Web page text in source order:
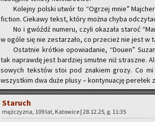
Ko­lej­ny pol­ski utwór to “Ogrzej mnie”
fic­tion. Cie­ka­wy tekst, który można chyba
No i gwóźdź nu­me­ru, czyli oka­za­ła sta­roć
w ogóle się nie ze­sta­rza­ło, co prze­cież nie jest w
Ostat­nie krót­kie opo­wia­da­nie, “Douen”
tak na­praw­dę jest bar­dziej smut­ne niż strasz­ne.
so­wych tek­stów stoi pod zna­kiem grozy. Co
wszyst­kim dwa duże plusy – kon­ty­nu­ację
Sta­ruch
męż­czy­zna, 109 lat, Ka­to­wi­ce | 28.12.25, g. 11:35